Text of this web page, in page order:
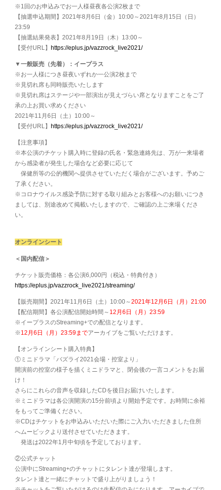
※1回のお申込みでお一人様昼夜各公演2枚まで
【抽選申込期間】2021年8月6日（金）10:00～2021年8月15日（日）
23:59
【抽選結果発表】2021年8月19日（木）13:00～
【受付URL】 https://eplus.jp/vazzrock_live2021/
▼一般販売（先着）：イープラス
※お一人様につき昼夜いずれか一公演2枚まで
※見切れ席も同時販売いたします
※見切れ席はステージや一部演出が見えづらい席となりますことをご了
承の上お買い求めください
2021年11月6日（土）10:00～
【受付URL】 https://eplus.jp/vazzrock_live2021/
【注意事項】
※本公演のチケット購入時に登録の氏名・緊急連絡先は、万が一来場者
から感染者が発生した場合など必要に応じて
保健所等の公的機関へ提供させていただく場合がございます。予めご
了承ください。
※コロナウイルス感染予防に対する取り組みとお客様へのお願いにつき
ましては、別途改めて掲載いたしますので、ご確認の上ご来場くださ
い。
オンラインシート
＜国内配信＞
チケット販売価格：各公演6,000円（税込・特典付き）
https://eplus.jp/vazzrock_live2021/streaming/
【販売期間】2021年11月6日（土）10:00～2021年12月6日（月）21:00
【配信期間】各公演配信開始時間～ 12月6日（月）23:59
※イープラスのStreaming+での配信となります。
※12月6日（月）23:59までアーカイブをご覧いただけます。
【オンラインシート購入特典】
①ミニドラマ「バズライ2021会場・控室より」
開演前の控室の様子を描くミニドラマと、閉会後の一言コメントをお届
け！
さらにこれらの音声を収録したCDを後日お届けいたします。
※ミニドラマは各公演開演の15分前頃より開始予定です。お時間に余裕
をもってご準備ください。
※CDはチケットをお申込みいただいた際にご入力いただきました住所
へムービックより送付させていただきます。
発送は2022年1月中旬頃を予定しております。
②公式チャット
公演中にStreaming+のチャットにタレント達が登場します。
タレント達と一緒にチャットで盛り上がりましょう！